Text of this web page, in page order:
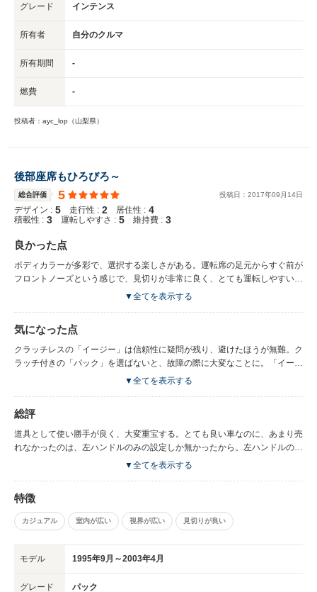
グレード インテンス
所有者 自分のクルマ
所有期間 -
燃費 -
投稿者：ayc_lop（山梨県）
後部座席もひろびろ～
総合評価 5 投稿日： 2017年09 月 14日
デザイン : 5 走行性 : 2 居住性 : 4
積載性 : 3 運転しやすさ : 5 維持費 : 3
良かった点
ボディカラーが多彩で、選択する楽しさがある。運転席の足元からすぐ前が
フロントノーズという感じで、見切りが非常に良く、とても運転しやすい
車。フロントを含め、各窓が大きく視認性が抜群。エクステリアはもちろん
もので、驚愕の領域。出足は穏やかだがトルクはあり、結構キビキビ走る。
見た感じは明らかに女性向けの車だが、むしろ男性が乗るとカッコよい。足
回りはフランス車なのにやや硬めで、そこそこスポーツ走行も可能。デビル
▼全てを表示する
気になった点
クラッチレスの「イージー」は信頼性に疑問が残り、避けたほうが無難。ク
ラッチ付きの「パック」を選ばないと、故障の際に大変なことに。「イージ
ー」にクラッチを換装することも可能だそうだが、ハナから「パック」を探
▼全てを表示する
総評
道具として使い勝手が良く、大変重宝する。とても良い車なのに、あまり売
れなかったのは、左ハンドルのみの設定しか無かったから。左ハンドルの運
転に躊躇がないなら、絶対おススメの大衆車。
▼全てを表示する
特徴
カジュアル 室内が広い 視界が広い 見切りが良い
モデル 1995年9月～2003年4月
グレード パック